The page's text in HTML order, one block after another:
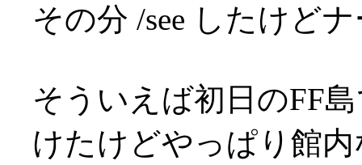
その分 /see したけど
そういえば初日のFF
けたけどやっぱり館